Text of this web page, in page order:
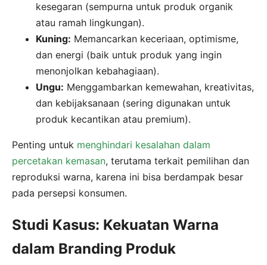
kesegaran (sempurna untuk produk organik
atau ramah lingkungan).
Kuning: Memancarkan keceriaan, optimisme,
dan energi (baik untuk produk yang ingin
menonjolkan kebahagiaan).
Ungu: Menggambarkan kemewahan, kreativitas,
dan kebijaksanaan (sering digunakan untuk
produk kecantikan atau premium).
Penting untuk menghindari kesalahan dalam
percetakan kemasan, terutama terkait pemilihan dan
reproduksi warna, karena ini bisa berdampak besar
pada persepsi konsumen.
Studi Kasus: Kekuatan Warna
dalam Branding Produk